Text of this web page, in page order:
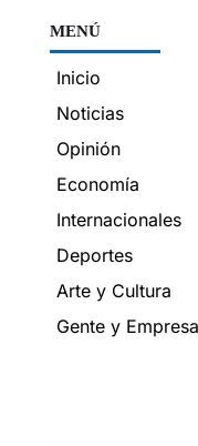
MENÚ
Inicio
Noticias
Opinión
Economía
Internacionales
Deportes
Arte y Cultura
Gente y Empresa